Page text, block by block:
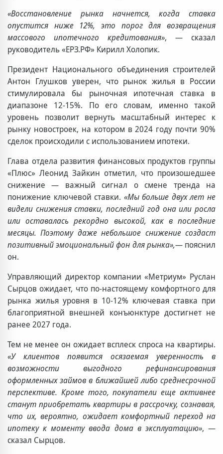
«Восстановление рынка начнется, когда ставка
опустится ниже 12%, это порог для возвращения
массового ипотечного кредитования», — сказал
руководитель «ЕРЗ.РФ» Кирилл Холопик.
Президент Национального объединения строителей
Антон Глушков уверен, что рынок жилья в России
стимулировала бы рыночная ипотечная ставка в
диапазоне 12-15%. По его словам, именно такой
уровень позволит вернуть масштабный интерес к
рынку новостроек, на котором в 2024 году почти 90%
сделок происходили с использованием ипотеки.
Глава отдела развития финансовых продуктов группы
«Плюс» Леонид Зайкин отметил, что произошедшее
снижение — важный сигнал о смене тренда на
понижение ключевой ставки. «Мы больше двух лет не
видели снижения ставки, последний год она или росла
или оставалась рекордно высокой, как в последние
месяцы. Поэтому даже небольшое снижение создаст
позитивный эмоциональный фон для рынка»,— пояснил
он.
Управляющий директор компании «Метриум» Руслан
Сырцов ожидает, что по-настоящему комфортного для
рынка жилья уровня в 10-12% ключевая ставка при
благоприятной внешней конъюнктуре достигнет не
ранее 2027 года.
Тем не менее он ожидает всплеск спроса на квартиры.
«У клиентов появится осязаемая уверенность в
возможности выгодного рефинансирования
оформленных займов в ближайшей либо среднесрочной
перспективе. Кроме того, покупатели еще активнее
станут приобретать квартиры в рассрочку, сознавая,
что их, вероятно, ожидает комфортный переход на
ипотеку к моменту ввода дома в эксплуатацию», —
сказал Сырцов.